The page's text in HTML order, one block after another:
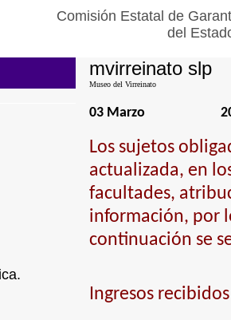
Comisión Estatal de
del
mvirreinato slp
Museo del Virreinato
03 Marzo
Los sujetos
actualizada, en
facultades,
información, por
continuación se
Ingresos